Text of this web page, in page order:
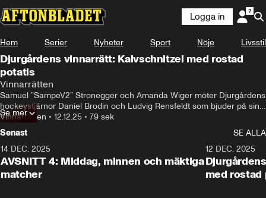
Logga in
Hem Serier Nyheter Sport Nöje Livsstil
Djurgårdens vinnarrätt: Kalvschnitzel med rostad
potatis
Vinnarrätten
Samuel ”SampeV2” Stronegger och Amanda Wiger möter Djurgårdens
hockeystjärnor Daniel Brodin och Ludvig Rensfeldt som bjuder på sin
vinnarrätt: krispig kalvschnitzel, rostad potatis och friterad kapris.
Vinnarrätten • 12.12.25 • 79 sek
Se mer
Senast
SE ALLA
14 DEC. 2025
AVSNITT 4: Middag, minnen och mäktiga
matcher
12 DEC. 2025
med rostad